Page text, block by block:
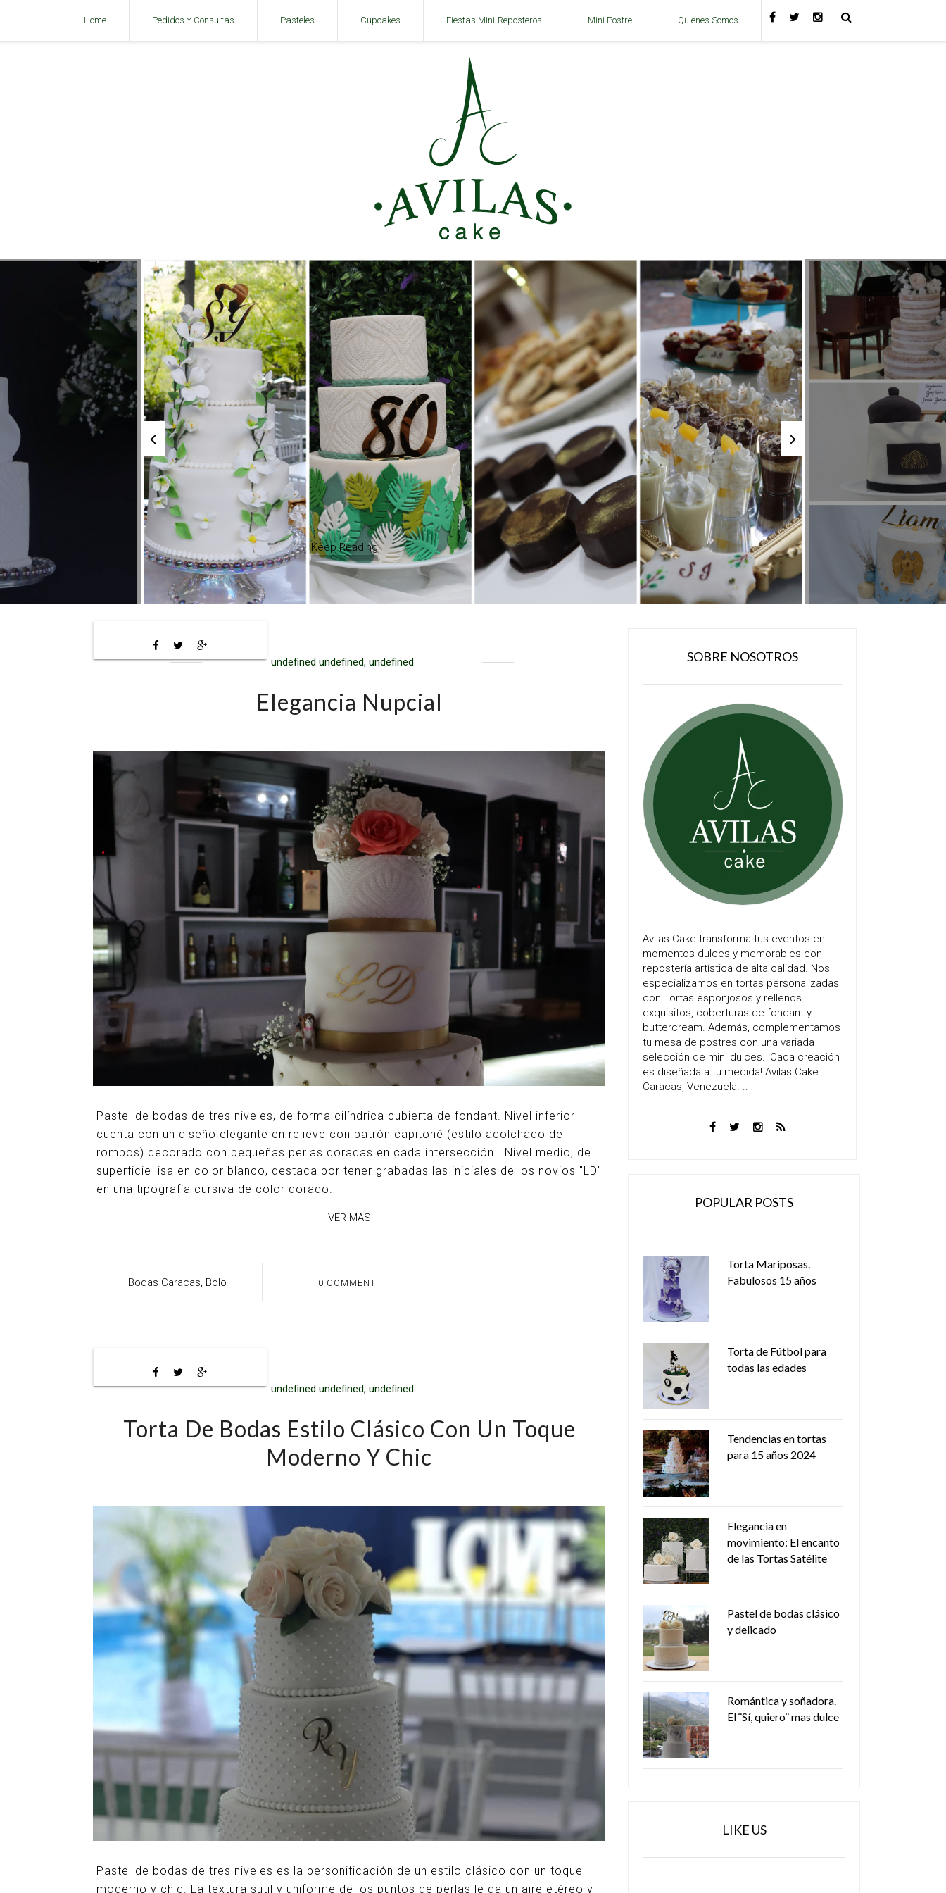
Home Pedidos Y Consultas Pasteles Cupcakes Fiestas Mini-Reposteros Mini Postre Quienes Somos
Keep Reading
undefined undefined, undefined
Elegancia Nupcial
Pastel de bodas de tres niveles, de forma cilíndrica cubierta de fondant. Nivel inferior
cuenta con un diseño elegante en relieve con patrón capitoné (estilo acolchado de
rombos) decorado con pequeñas perlas doradas en cada intersección. Nivel medio, de
superficie lisa en color blanco, destaca por tener grabadas las iniciales de los novios "LD"
en una tipografía cursiva de color dorado.
VER MAS
Bodas Caracas, Bolo 0 COMMENT
undefined undefined, undefined
Torta De Bodas Estilo Clásico Con Un Toque
Moderno Y Chic
Pastel de bodas de tres niveles es la personificación de un estilo clásico con un toque
moderno y chic. La textura sutil y uniforme de los puntos de perlas le da un aire etéreo y
SOBRE NOSOTROS
Avilas Cake transforma tus eventos en
momentos dulces y memorables con
repostería artística de alta calidad. Nos
especializamos en tortas personalizadas
con Tortas esponjosos y rellenos
exquisitos, coberturas de fondant y
buttercream. Además, complementamos
tu mesa de postres con una variada
selección de mini dulces. ¡Cada creación
es diseñada a tu medida! Avilas Cake.
Caracas, Venezuela. ..
POPULAR POSTS
Torta Mariposas.
Fabulosos 15 años
Torta de Fútbol para
todas las edades
Tendencias en tortas
para 15 años 2024
Elegancia en
movimiento: El encanto
de las Tortas Satélite
Pastel de bodas clásico
y delicado
Romántica y soñadora.
El ¨Sí, quiero¨ mas dulce
LIKE US